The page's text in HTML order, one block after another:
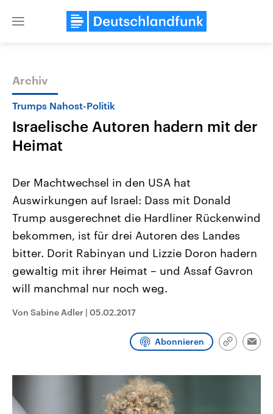
Close
Themen
Landtagswahl Sachsen-Anhalt
2026
Alle Informationen
Sachsen-Anhalt wählt am 6.
September 2026 einen neuen
Landtag. Seit 2021 wird das
Bundesland von einer Koalition aus
CDU, SPD und FDP regiert.-
Umfragen, Prognosen,
und Hintergründe zu den Parteien
und Kandidaten der anstehenden
USA
Aktuelle Beiträge,
Hintergründe
Wirtschaftlich und
gehören die Vereinigten
den mächtigsten Ländern
mit großem Einfluss auf
Sendungen Programm
Archiv
Trumps Nahost-Politik
Israelische Autoren hadern mit der
Heimat
Der Machtwechsel in den USA hat
Auswirkungen auf Israel: Dass mit Donald
Trump ausgerechnet die Hardliner Rückenwind
bekommen, ist für drei Autoren des Landes
bitter. Dorit Rabinyan und Lizzie Doron hadern
gewaltig mit ihrer Heimat – und Assaf Gavron
will manchmal nur noch weg.
Von Sabine Adler | 05.02.2017
Abonnieren
Link